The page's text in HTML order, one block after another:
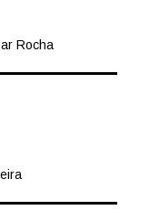
Rocha